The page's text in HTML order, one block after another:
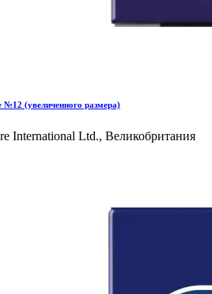
(увеличенного размера)
International Ltd., Великобритания